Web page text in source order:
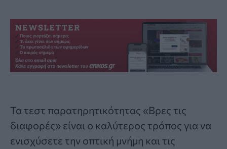
Τα τεστ παρατηρητικότητας «Βρες τις
διαφορές» είναι ο καλύτερος τρόπος για να
ενισχύσετε την οπτική μνήμη και τις